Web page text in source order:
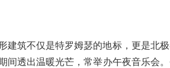
建筑不仅是特罗姆瑟的地标，更是北
间透出温暖光芒，常举办午夜音乐会